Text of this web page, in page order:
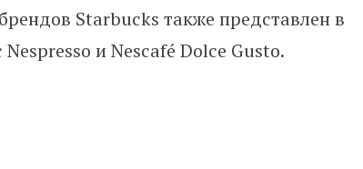
Starbucks также представлен в
и Nescafé Dolce Gusto.